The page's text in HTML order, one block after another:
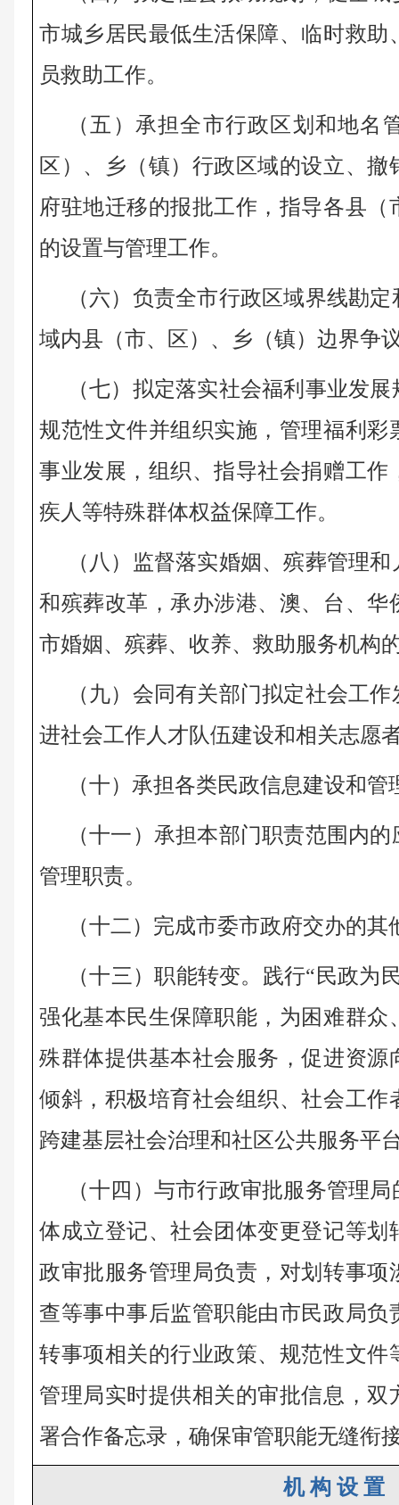
市城乡居民最低生活保障、临时救助
员救助工作。
（五）承担全市行政区划和地名
区）、乡（镇）行政区域的设立、
府驻地迁移的报批工作，指导各县
的设置与管理工作。
（六）负责全市行政区域界线勘
域内县（市、区）、乡（镇）边界争
（七）拟定落实社会福利事业发
规范性文件并组织实施，管理福利彩
事业发展，组织、指导社会捐赠工作
疾人等特殊群体权益保障工作。
（八）监督落实婚姻、殡葬管理
和殡葬改革，承办涉港、澳、台、华
市婚姻、殡葬、收养、救助服务机构
（九）会同有关部门拟定社会工
进社会工作人才队伍建设和相关志愿
（十）承担各类民政信息建设和
（十一）承担本部门职责范围内
管理职责。
（十二）完成市委市政府交办的
（十三）职能转变。践行“民政为
强化基本民生保障职能，为困难群众
殊群体提供基本社会服务，促进资源
倾斜，积极培育社会组织、社会工作
跨建基层社会治理和社区公共服务平
（十四）与市行政审批服务管理
体成立登记、社会团体变更登记等划
政审批服务管理局负责，对划转事项
查等事中事后监管职能由市民政局负
转事项相关的行业政策、规范性文件
管理局实时提供相关的审批信息，双
署合作备忘录，确保审管职能无缝衔
机 构 设 置